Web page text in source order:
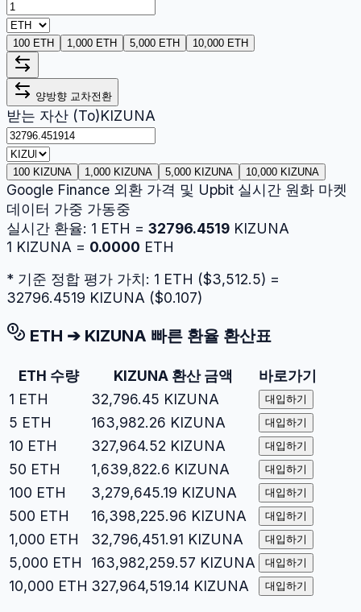
100 ETH 1,000 ETH 5,000 ETH 10,000 ETH
양방향 교차전환
받는 자산 (To)KIZUNA
100 KIZUNA 1,000 KIZUNA 5,000 KIZUNA 10,000 KIZUNA
Google Finance 외환 가격 및 Upbit 실시간 원화 마켓
데이터 가중 가동중
실시간 환율: 1 ETH = 32796.4519 KIZUNA
1 KIZUNA = 0.0000 ETH
* 기준 정합 평가 가치: 1 ETH ($3,512.5) =
32796.4519 KIZUNA ($0.107)
ETH ➔ KIZUNA 빠른 환율 환산표
ETH 수량 KIZUNA 환산 금액
바로가기
1 ETH 32,796.45 KIZUNA 대입하기
5 ETH 163,982.26 KIZUNA 대입하기
10 ETH 327,964.52 KIZUNA 대입하기
50 ETH 1,639,822.6 KIZUNA 대입하기
100 ETH 3,279,645.19 KIZUNA 대입하기
500 ETH 16,398,225.96 KIZUNA 대입하기
1,000 ETH 32,796,451.91 KIZUNA 대입하기
5,000 ETH 163,982,259.57 KIZUNA 대입하기
10,000 ETH 327,964,519.14 KIZUNA 대입하기